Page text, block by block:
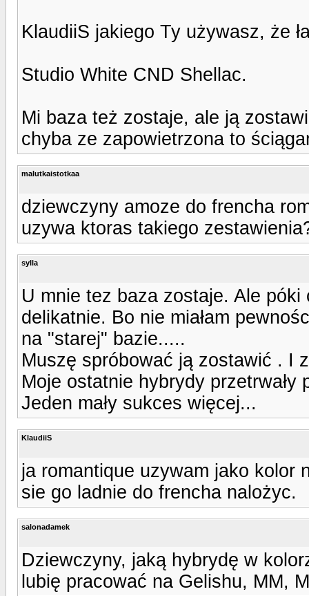
KlaudiiS jakiego Ty używasz, że
Studio White CND Shellac.
Mi baza też zostaje, ale ją
chyba ze zapowietrzona to
malutkaistotkaa
dziewczyny amoze do frencha
uzywa ktoras takiego
sylla
U mnie tez baza zostaje. Ale póki
delikatnie. Bo nie miałam
na "starej" bazie.....
Muszę spróbować ją zostawić . I
Moje ostatnie hybrydy
Jeden mały sukces więcej...
KlaudiiS
ja romantique uzywam jako kolor
sie go ladnie do frencha nalożyc.
salonadamek
Dziewczyny, jaką hybrydę w
lubię pracować na Gelishu, MM,